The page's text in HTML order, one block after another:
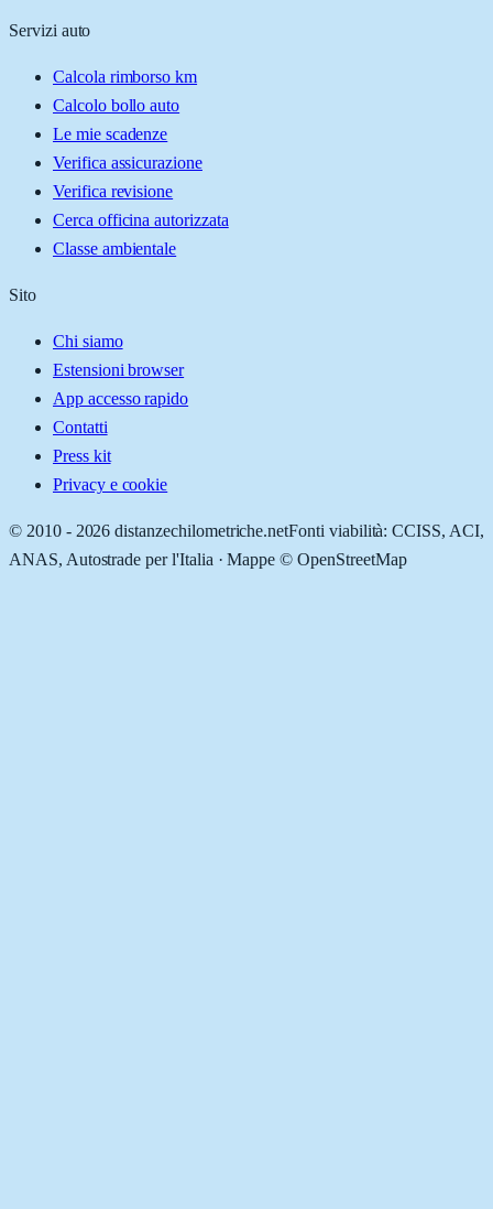
Servizi auto
Calcola rimborso km
Calcolo bollo auto
Le mie scadenze
Verifica assicurazione
Verifica revisione
Cerca officina autorizzata
Classe ambientale
Sito
Chi siamo
Estensioni browser
App accesso rapido
Contatti
Press kit
Privacy e cookie
© 2010 - 2026 distanzechilometriche.netFonti viabilità: CCISS, ACI,
ANAS, Autostrade per l'Italia · Mappe © OpenStreetMap